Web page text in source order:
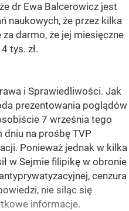
dr Ewa Balcerowicz jest
naukowych, że przez kilka
darmo, że jej miesięczne
tys. zł.
i Sprawiedliwości. Jak
prezentowania poglądów
7 września tego
dniu na prośbę TVP
Ponieważ jednak w kilka
w Sejmie filipikę w obronie
cenzura
nie siląc się
informacje.